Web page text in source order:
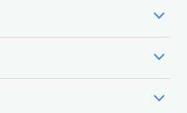
expand_more
expand_more
expand_more